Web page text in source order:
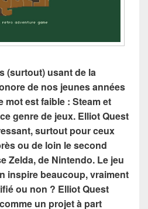
(surtout) usant de la
de nos jeunes années
mot est faible : Steam et
genre de jeux. Elliot Quest
surtout pour ceux
ou de loin le second
Zelda, de Nintendo. Le jeu
inspire beaucoup, vraiment
ou non ? Elliot Quest
un projet à part